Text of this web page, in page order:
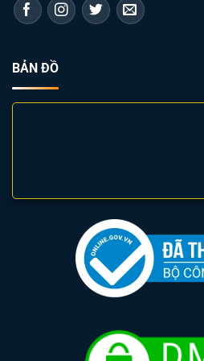
không gian trở nên rộng rãi
Các loại
giúp phòng tránh tai nạn,
Kiến tạo không gian và tâm
Ánh sáng ấm áp (vàng) từ
tạo cảm giác thư
Ánh sáng trung tính hoặc
BẢN ĐỒ